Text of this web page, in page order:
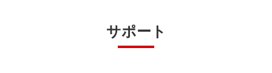
サポート